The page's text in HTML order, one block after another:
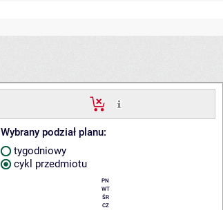
Wybrany podział planu:
tygodniowy
cykl przedmiotu
PN
WT
ŚR
CZ